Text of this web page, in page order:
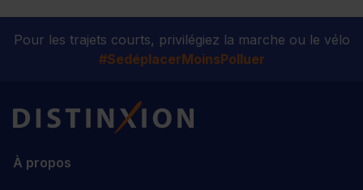
Pour les trajets courts, privilégiez la marche ou le vélo
#SedéplacerMoinsPolluer
Distinxion
À propos